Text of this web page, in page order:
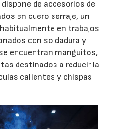
de accesorios de
en cuero serraje, un
en trabajos
con soldadura y
encuentran manguitos,
destinados a reducir la
calientes y chispas